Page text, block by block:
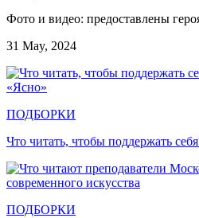
Фото и видео: предоставлены
31 May, 2024
ПОДБОРКИ
Что читать, чтобы поддержать
ПОДБОРКИ